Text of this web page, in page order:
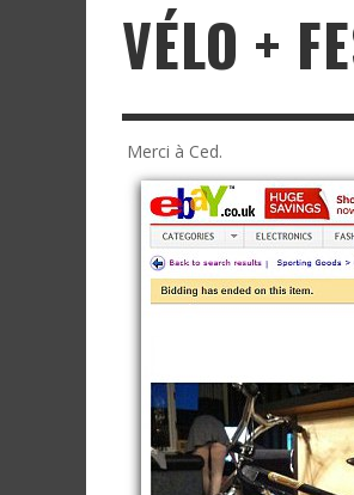
VÉLO +
Merci à Ced.